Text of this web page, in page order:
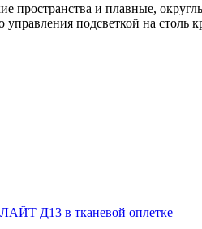
пространства и плавные,
подсветкой на столь
Д13 в тканевой оплетке